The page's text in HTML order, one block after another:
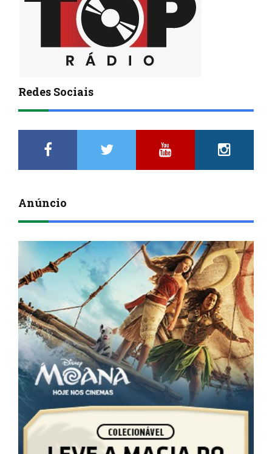
Redes Sociais
Anúncio